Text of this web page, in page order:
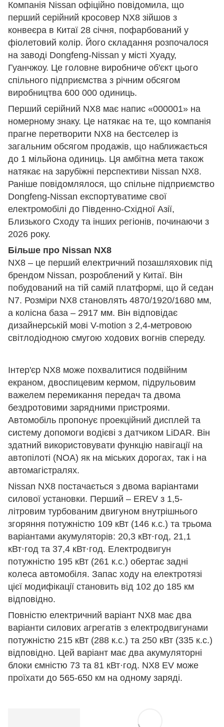
Компанія Nissan офіційно повідомила, що
перший серійний кросовер NX8 зійшов з
конвеєра в Китаї 28 січня, пофарбований у
фіолетовий колір. Його складання розпочалося
на заводі Dongfeng-Nissan у місті Хуаду,
Гуанчжоу. Це головне виробниче об'єкт цього
спільного підприємства з річним обсягом
виробництва 600 000 одиниць.
Перший серійний NX8 має напис «000001» на
номерному знаку. Це натякає на те, що компанія
прагне перетворити NX8 на бестселер із
загальним обсягом продажів, що наближається
до 1 мільйона одиниць. Ця амбітна мета також
натякає на зарубіжні перспективи Nissan NX8.
Раніше повідомлялося, що спільне підприємство
Dongfeng-Nissan експортуватиме свої
електромобілі до Південно-Східної Азії,
Близького Сходу та інших регіонів, починаючи з
2026 року.
Більше про Nissan NX8
NX8 – це перший електричний позашляховик під
брендом Nissan, розроблений у Китаї. Він
побудований на тій самій платформі, що й седан
N7. Розміри NX8 становлять 4870/1920/1680 мм,
а колісна база – 2917 мм. Він відповідає
дизайнерській мові V-motion з 2,4-метровою
світлодіодною смугою ходових вогнів спереду.
Інтер'єр NX8 може похвалитися подвійним
екраном, двоспицевим кермом, підрульовим
важелем перемикання передач та двома
бездротовими зарядними пристроями.
Автомобіль пропонує проекційний дисплей та
систему допомоги водієві з датчиком LiDAR. Він
здатний використовувати функцію навігації на
автопілоті (NOA) як на міських дорогах, так і на
автомагістралях.
Nissan NX8 постачається з двома варіантами
силової установки. Перший – EREV з 1,5-
літровим турбованим двигуном внутрішнього
згоряння потужністю 109 кВт (146 к.с.) та трьома
варіантами акумуляторів: 20,3 кВт⋅год, 21,1
кВт⋅год та 37,4 кВт⋅год. Електродвигун
потужністю 195 кВт (261 к.с.) обертає задні
колеса автомобіля. Запас ходу на електротязі
цієї модифікації становить від 102 до 185 км
відповідно.
Повністю електричний варіант NX8 має два
варіанти силових агрегатів з електродвигунами
потужністю 215 кВт (288 к.с.) та 250 кВт (335 к.с.)
відповідно. Цей варіант має два акумуляторні
блоки ємністю 73 та 81 кВт·год. NX8 EV може
проїхати до 565-650 км на одному заряді.